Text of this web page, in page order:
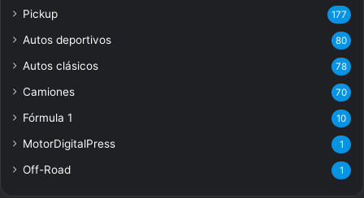
Pickup 177
Autos deportivos 80
Autos clásicos 78
Camiones 70
Fórmula 1 10
MotorDigitalPress 1
Off-Road 1